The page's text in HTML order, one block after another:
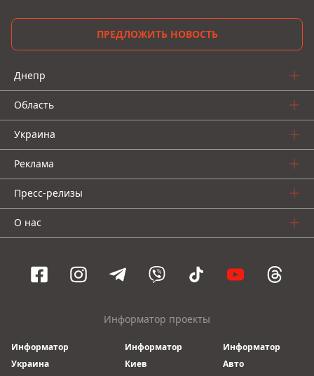
ПРЕДЛОЖИТЬ НОВОСТЬ
Днепр
Область
Украина
Реклама
Пресс-релизы
О нас
Информатор проекты
Информатор
Украина
Информатор
Киев
Информатор
Авто